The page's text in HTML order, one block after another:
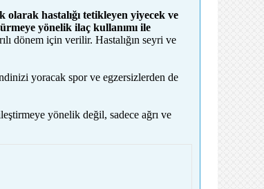
olarak hastalığı tetikleyen yiyecek ve
yönelik ilaç kullanımı ile
dönem için verilir. Hastalığın seyri ve
yoracak spor ve egzersizlerden de
yönelik değil, sadece ağrı ve